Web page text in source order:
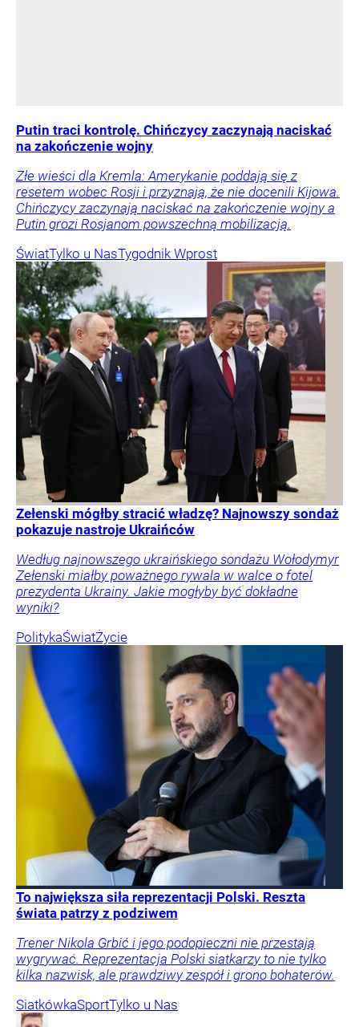
Putin traci kontrolę. Chińczycy zaczynają naciskać
na zakończenie wojny
Złe wieści dla Kremla: Amerykanie poddają się z
resetem wobec Rosji i przyznają, że nie docenili Kijowa.
Chińczycy zaczynają naciskać na zakończenie wojny a
Putin grozi Rosjanom powszechną mobilizacją.
ŚwiatTylko u NasTygodnik Wprost
Zełenski mógłby stracić władzę? Najnowszy sondaż
pokazuje nastroje Ukraińców
Według najnowszego ukraińskiego sondażu Wołodymyr
Zełenski miałby poważnego rywala w walce o fotel
prezydenta Ukrainy. Jakie mogłyby być dokładne
wyniki?
PolitykaŚwiatŻycie
To największa siła reprezentacji Polski. Reszta
świata patrzy z podziwem
Trener Nikola Grbić i jego podopieczni nie przestają
wygrywać. Reprezentacja Polski siatkarzy to nie tylko
kilka nazwisk, ale prawdziwy zespół i grono bohaterów.
SiatkówkaSportTylko u Nas